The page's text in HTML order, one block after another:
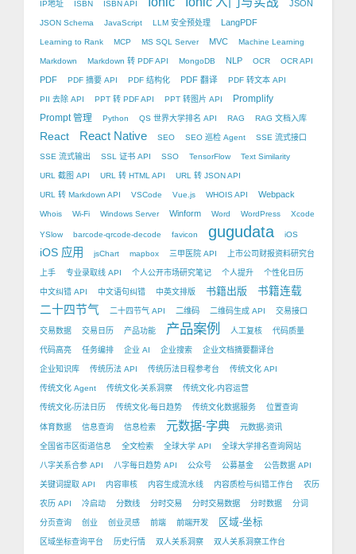
IP地址 ISBN ISBN API JSON
JSON Schema JavaScript LLM 安全预处理 LangPDF
Learning to Rank MCP MS SQL Server MVC Machine Learning
Markdown Markdown 转 PDF API MongoDB NLP OCR OCR API
PDF PDF 摘要 API PDF 结构化 PDF 翻译 PDF 转文本 API
PII 去除 API PPT 转 PDF API PPT 转图片 API
Promplify
Prompt 管理
Python QS 世界大学排名 API RAG RAG 文档入库
React React Native SEO SEO 巡检 Agent SSE 流式接口
SSE 流式输出 SSL 证书 API SSO TensorFlow Text Similarity
URL 截图 API URL 转 HTML API URL 转 JSON API
URL 转 Markdown API VSCode Vue.js WHOIS API Webpack
Whois Wi-Fi Windows Server Winform Word WordPress Xcode
YSlow barcode-qrcode-decode favicon gugudata iOS
iOS 应用 jsChart mapbox 三甲医院 API 上市公司财报资料研究台
上手 专业录取线 API 个人公开市场研究笔记 个人提升 个性化日历
中文纠错 API 中文语句纠错 中英文排版 书籍出版 书籍连载
二十四节气 二十四节气 API 二维码 二维码生成 API 交易接口
交易数据 交易日历 产品功能 产品案例 人工复核 代码质量
代码高亮 任务编排 企业 AI 企业搜索 企业文档摘要翻译台
企业知识库 传统历法 API 传统历法日程参考台 传统文化 API
传统文化 Agent 传统文化-关系洞察 传统文化-内容运营
传统文化-历法日历 传统文化-每日趋势 传统文化数据服务 位置查询
体育数据 信息查询 信息检索 元数据-字典 元数据-资讯
全国省市区街道信息 全文检索 全球大学 API 全球大学排名查询网站
八字关系合参 API 八字每日趋势 API 公众号 公募基金 公告数据 API
关键词提取 API 内容审核 内容生成流水线 内容质检与纠错工作台 农历
农历 API 冷启动 分数线 分时交易 分时交易数据 分时数据 分词
分页查询 创业 创业灵感 前端 前端开发 区域-坐标
区域坐标查询平台 历史行情 双人关系洞察 双人关系洞察工作台